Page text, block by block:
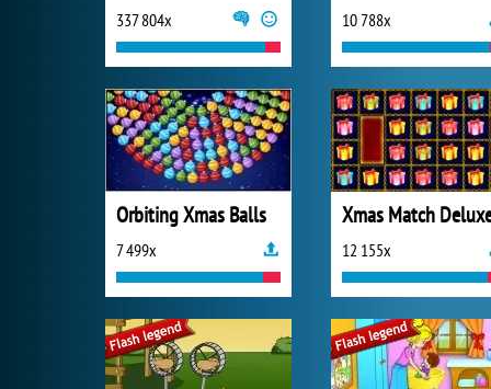
337 804x 10 788x
Orbiting Xmas Balls
7 499x
Xmas Match
12 155x